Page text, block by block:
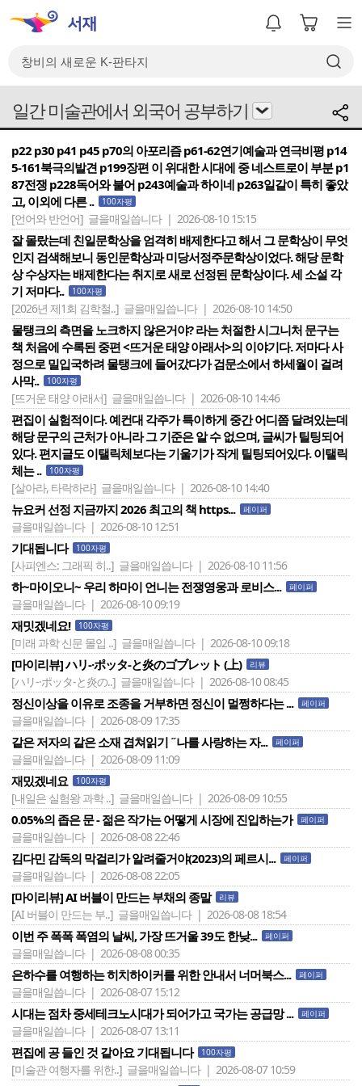
일간 미술관에서 외국어 공부하기
p22 p30 p41 p45 p70의 아포리즘 p61-62연기예술과 연극비평 p14
5-161북극의발견 p199장편 이 위대한 시대에 중 네스트로이 부분 p1
87전쟁 p228독어와 불어 p243예술과 하이네 p263일갈이 특히 좋았
고, 이외에 다른 ..
100자평
[언어와 반언어] 글을매일씁니다 | 2026-08-10 15:15
잘 몰랐는데 친일문학상을 엄격히 배제한다고 해서 그 문학상이 무엇
인지 검색해보니 동인문학상과 미당서정주문학상이었다. 해당 문학
상 수상자는 배제한다는 취지로 새로 선정된 문학상이다. 세 소설 각
기 저마다..
100자평
[2026년 제1회 김학철..] 글을매일씁니다 | 2026-08-10 14:50
물탱크의 측면을 노크하지 않은거야? 라는 처절한 시그니처 문구는
책 처음에 수록된 중편 <뜨거운 태양 아래서>의 이야기다. 저마다 사
정으로 밀입국하려 물탱크에 들어갔다가 검문소에서 하세월이 걸려
사막..
100자평
[뜨거운 태양 아래서] 글을매일씁니다 | 2026-08-10 14:46
편집이 실험적이다. 예컨대 각주가 특이하게 중간 어디쯤 달려있는데
해당 문구의 근처가 아니라 그 기준은 알 수 없으며, 글씨가 틸팅되어
있다. 편지글도 이탤릭체보다는 기울기가 작게 틸팅되어있다. 이탤릭
체는 ..
100자평
[살아라, 타락하라] 글을매일씁니다 | 2026-08-10 14:40
뉴요커 선정 지금까지 2026 최고의 책 https... 페이퍼
글을매일씁니다 | 2026-08-10 12:51
기대됩니다 100자평
[사피엔스: 그래픽 히..] 글을매일씁니다 | 2026-08-10 11:56
하~마이오니~ 우리 하마이 언니는 전쟁영웅과 로비스... 페이퍼
글을매일씁니다 | 2026-08-10 09:19
재밋겠네요! 100자평
[미래 과학 신문 몰입 ..] 글을매일씁니다 | 2026-08-10 09:18
[마이리뷰] ハリ-·ポッタ-と炎のゴブレット (上) 리뷰
[ハリ-·ポッタ-と炎の..] 글을매일씁니다 | 2026-08-10 08:45
정신이상을 이유로 조종을 거부하면 정신이 멀쩡하다는 ... 페이퍼
글을매일씁니다 | 2026-08-09 17:35
같은 저자의 같은 소재 겹쳐읽기 ˝나를 사랑하는 자... 페이퍼
글을매일씁니다 | 2026-08-09 11:09
재밌겠네요 100자평
[내일은 실험왕 과학 ..] 글을매일씁니다 | 2026-08-09 10:55
0.05%의 좁은 문 - 젊은 작가는 어떻게 시장에 진입하는가 페이퍼
글을매일씁니다 | 2026-08-08 22:46
김다민 감독의 막걸리가 알려줄거야(2023)의 페르시... 페이퍼
글을매일씁니다 | 2026-08-08 22:05
[마이리뷰] AI 버블이 만드는 부채의 종말 리뷰
[AI 버블이 만드는 부..] 글을매일씁니다 | 2026-08-08 18:54
이번 주 폭폭 폭염의 날씨, 가장 뜨거울 39도 한낮... 페이퍼
글을매일씁니다 | 2026-08-08 00:35
은하수를 여행하는 히치하이커를 위한 안내서 너머북스... 페이퍼
글을매일씁니다 | 2026-08-07 15:12
시대는 점차 중세테크노시대가 되어가고 국가는 공급망 ... 페이퍼
글을매일씁니다 | 2026-08-07 13:11
편집에 공 들인 것 같아요 기대됩니다 100자평
[미술관 여행자를 위한..] 글을매일씁니다 | 2026-08-07 10:59